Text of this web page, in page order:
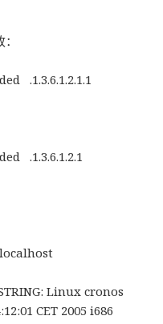
.1.3.6.1.2.1.1
.1.3.6.1.2.1
Linux cronos
CET 2005 i686